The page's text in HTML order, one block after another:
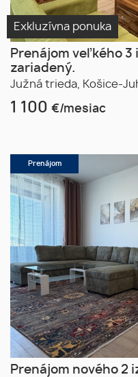
Exkluzívna ponuka
Prenájom veľkého 3
zariadený.
Južná trieda, Košice-
1 100 €/mesiac
Prenájom
Prenájom nového 2